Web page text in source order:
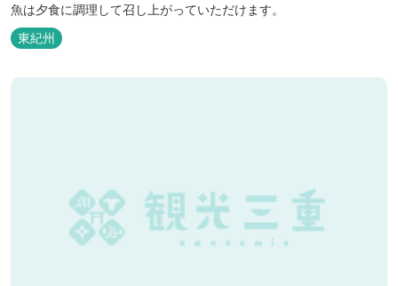
魚は夕食に調理して召し上がっていただけます。
東紀州